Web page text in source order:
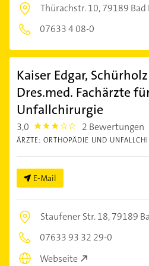
Thürachstr. 10,79189 Bad
07633 4 08-0
Kaiser Edgar,
Dres.med. Fachärzte
Unfallchirurgie
3,0 3.0 2 Bewertungen
ÄRZTE: ORTHOPÄDIE UND
E-Mail
Staufener Str. 18,79189
07633 93 32 29-0
Webseite